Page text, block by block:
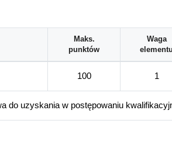
Maks.
punktów
Waga
elementu
100 1
do uzyskania w postępowaniu